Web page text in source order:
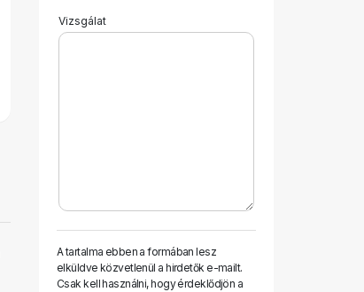
Vizsgálat
A tartalma ebben a formában lesz
elküldve közvetlenül a hirdetők e-mailt.
Csak kell használni, hogy érdeklődjön a